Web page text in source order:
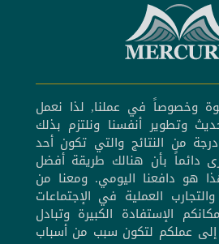
وخصوصاً في عملنا, لذا نعمل
وتطوير أنفسنا ونلتزم بذلك
من النتائج والتي تكون أحد
دائماً بأن هنالك طريقة أفضل
هو دافعنا اليومي. ومعنا من
العملية في الإجتماعات
الإستفادة الكبيرة وتبادل
إلى عملكم لتكون سبب من أسباب